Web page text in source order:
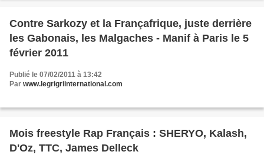
Contre Sarkozy et la Françafrique, juste derrière
les Gabonais, les Malgaches - Manif à Paris le 5
février 2011
Publié le 07/02/2011 à 13:42
Par www.legrigriinternational.com
Mois freestyle Rap Français : SHERYO, Kalash,
D'Oz, TTC, James Delleck